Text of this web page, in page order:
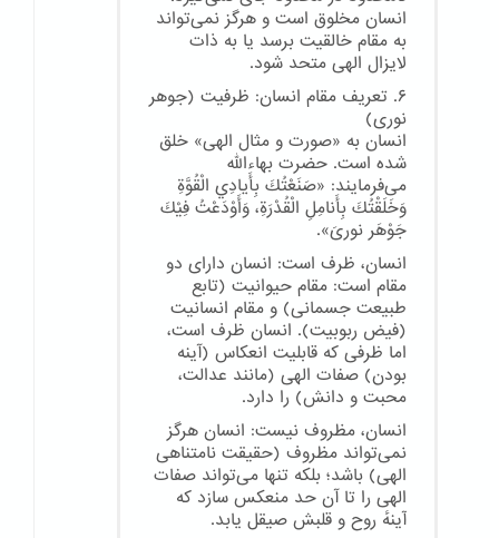
انسان مخلوق است و هرگز نمی‌تواند
به مقام خالقیت برسد یا به ذات
لایزال الهی متحد شود.
۶. تعریف مقام انسان: ظرفیت (جوهر
نوری)
انسان به «صورت و مثال الهی» خلق
شده است. حضرت بهاءالله
می‌فرمایند: «صَنَعْتُكَ بِأَيادِي الْقُوَّةِ
وَخَلَقْتُكَ بِأَنامِلِ الْقُدْرَةِ، وَأَوْدَعْتُ فِيْكَ
جَوْهَر نوریَ».
انسان، ظرف است: انسان دارای دو
مقام است: مقام حیوانیت (تابع
طبیعت جسمانی) و مقام انسانیت
(فیض ربوبیت). انسان ظرف است،
اما ظرفی که قابلیت انعکاس (آینه
بودن) صفات الهی (مانند عدالت،
محبت و دانش) را دارد.
انسان، مظروف نیست: انسان هرگز
نمی‌تواند مظروف (حقیقت نامتناهی
الهی) باشد؛ بلکه تنها می‌تواند صفات
الهی را تا آن حد منعکس سازد که
آینهٔ روح و قلبش صیقل یابد.